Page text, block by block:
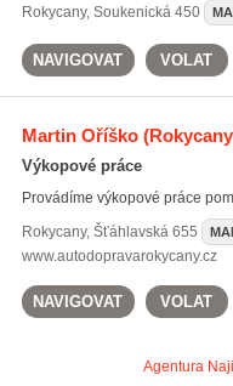
Rokycany, Soukenická 450
NAVIGOVAT VOLAT
Martin Oříško
Výkopové práce
Provádíme výkopové práce
Rokycany, Šťáhlavská 655
www.autodopravarokycany.cz
NAVIGOVAT VOLAT
Agentura